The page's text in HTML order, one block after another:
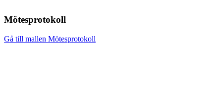
Mötesprotokoll
Gå till mallen Mötesprotokoll